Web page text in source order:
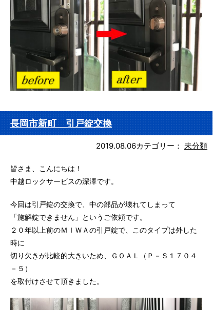
長岡市新町 引戸錠交換
2019.08.06カテゴリー： 未分類
皆さま、こんにちは！
中越ロックサービスの深澤です。
今回は引戸錠の交換で、中の部品が壊れてしまって
「施解錠できません」というご依頼です。
２０年以上前のＭＩＷＡの引戸錠で、このタイプは外した
時に
切り欠きが比較的大きいため、ＧＯＡＬ（Ｐ－Ｓ１７０４
－５）
を取付けさせて頂きました。